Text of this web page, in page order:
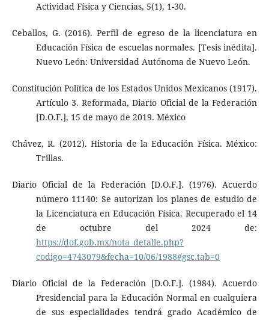
Actividad Física y Ciencias, 5(1), 1-30.
Ceballos, G. (2016). Perfil de egreso de la licenciatura en
Educación Física de escuelas normales. [Tesis inédita].
Nuevo León: Universidad Autónoma de Nuevo León.
Constitución Política de los Estados Unidos Mexicanos (1917).
Artículo 3. Reformada, Diario Oficial de la Federación
[D.O.F.], 15 de mayo de 2019. México
Chávez, R. (2012). Historia de la Educación Física. México:
Trillas.
Diario Oficial de la Federación [D.O.F.]. (1976). Acuerdo
número 11140: Se autorizan los planes de estudio de
la Licenciatura en Educación Física. Recuperado el 14
de octubre del 2024 de:
https://dof.gob.mx/nota_detalle.php?
codigo=4743079&fecha=10/06/1988#gsc.tab=0
Diario Oficial de la Federación [D.O.F.]. (1984). Acuerdo
Presidencial para la Educación Normal en cualquiera
de sus especialidades tendrá grado Académico de